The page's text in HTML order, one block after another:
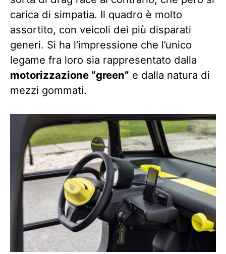
carica di simpatia. Il quadro è molto
assortito, con veicoli dei più disparati
generi. Si ha l’impressione che l’unico
legame fra loro sia rappresentato dalla
motorizzazione “green” e dalla natura di
mezzi gommati.